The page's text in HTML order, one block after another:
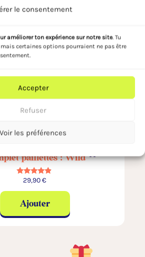
le consentement
améliorer ton expérience sur notre site. Tu
mais certaines options pourraient ne pas être
Accepter
Refuser
Voir les préférences
kit paillettes
paillettes : Wild
Note
sur 5
29,90€
Ajouter